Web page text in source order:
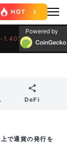
BNB
Powered by
DeFi
で通貨の発行を